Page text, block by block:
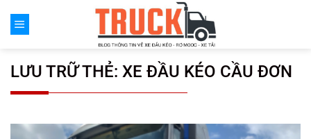
đến
LƯU TRỮ THẺ: XE ĐẦU KÉO CẦU ĐƠN